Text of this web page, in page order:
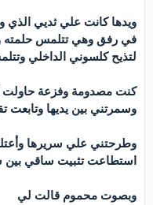
ويدها كانت علي ثديي
في رفق وهي تتلمس حلمته
لتذيح كلسوني الداخلي
كنت مصدومة وفزعة حاولت
وسمرتني بين يديها
وطرحتني علي سريرها
استطاعت تثبيت ساقي بين
وبصوت محموم قالت لي